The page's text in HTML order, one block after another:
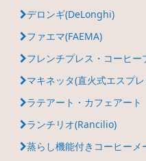
デロンギ(DeLonghi)
ファエマ(FAEMA)
フレンチプレス・コーヒー
マキネッタ(直火式エスプ
ラテアート・カフェアート
ランチリオ(Rancilio)
蒸らし機能付きコーヒーメ